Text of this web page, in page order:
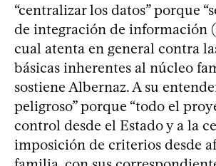
“centralizar los datos” porque
de integración de información
cual atenta en general contra
básicas inherentes al núcleo
sostiene Albernaz. A su
peligroso” porque “todo el
control desde el Estado y a la
imposición de criterios desde